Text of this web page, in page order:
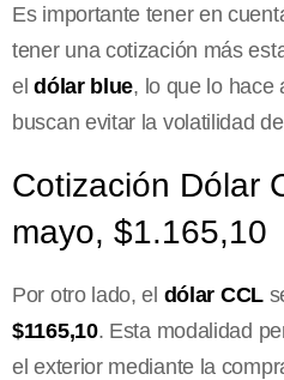
Es importante tener en
tener una cotización más
eldólar blue, lo que lo hace
buscan evitar la volatilidad
Cotización Dólar
mayo, $1.165,10
Por otro lado, el dólar CCL
$1165,10. Esta modalidad
el exterior mediante la